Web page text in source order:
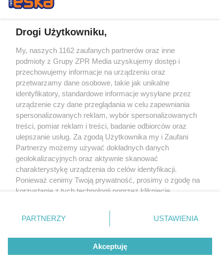
KULTURA
Drogi Użytkowniku,
My, naszych 1162 zaufanych partnerów oraz inne
podmioty z Grupy ZPR Media uzyskujemy dostęp i
przechowujemy informacje na urządzeniu oraz
przetwarzamy dane osobowe, takie jak unikalne
identyfikatory, standardowe informacje wysyłane przez
urządzenie czy dane przeglądania w celu zapewniania
spersonalizowanych reklam, wybór spersonalizowanych
treści, pomiar reklam i treści, badanie odbiorców oraz
ulepszanie usług. Za zgodą Użytkownika my i Zaufani
Partnerzy możemy używać dokładnych danych
geolokalizacyjnych oraz aktywnie skanować
charakterystykę urządzenia do celów identyfikacji.
Ponieważ cenimy Twoją prywatność, prosimy o zgodę na
korzystanie z tych technologii poprzez kliknięcie
zmienić/wycofać klikając przycisk ustawień prywatności
znajdujący się w lewym dolnym rogu strony
rodzaje przetwarzania danych nie wymagają zgody
użytkownika, ale masz prawo sprzeciwić się takiemu
przetwarzaniu. Preferencje będą miały zastosowanie tylko
PARTNERZY USTAWIENIA
Akceptuję